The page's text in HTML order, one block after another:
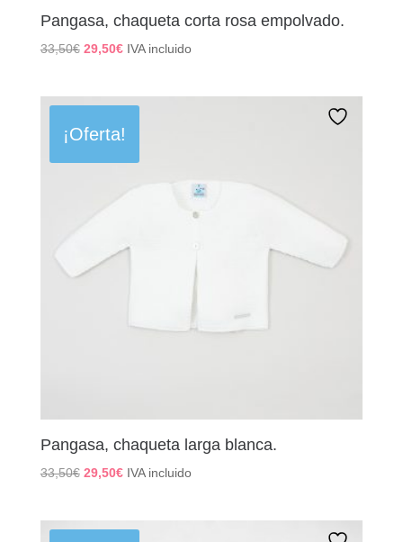
Pangasa, chaqueta corta rosa empolvado.
33,50€ El
era:
33,50€.
29,50€El
es:
29,50€.
IVA incluido
¡Oferta!
Pangasa, chaqueta larga blanca.
33,50€ El
era:
29,50€El
es:
IVA incluido